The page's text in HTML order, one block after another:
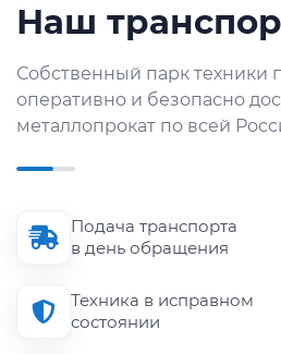
Наш
Собственный парк техники
оперативно и безопасно
металлопрокат по всей
Подача транспорта
в день обращения
Техника в исправном
состоянии